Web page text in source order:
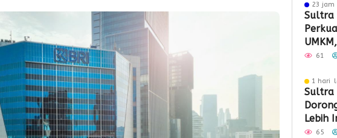
23
Sultra
61
1 hari
Sultra
Lebih
65